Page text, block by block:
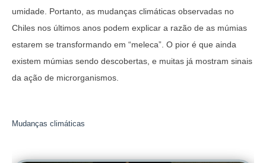
umidade. Portanto, as mudanças climáticas observadas no
Chiles nos últimos anos podem explicar a razão de as múmias
estarem se transformando em “meleca”. O pior é que ainda
existem múmias sendo descobertas , e muitas já mostram sinais
da ação de microrganismos.
Mudanças climáticas